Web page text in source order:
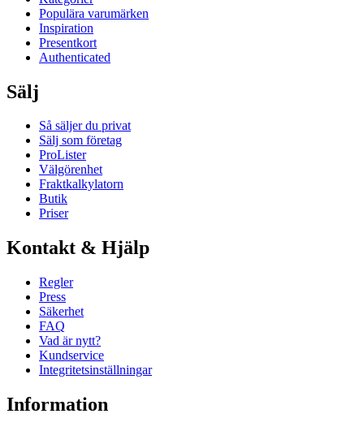
Populära varumärken
Inspiration
Presentkort
Authenticated
Sälj
Så säljer du privat
Sälj som företag
ProLister
Välgörenhet
Fraktkalkylatorn
Butik
Priser
Kontakt & Hjälp
Regler
Press
Säkerhet
FAQ
Vad är nytt?
Kundservice
Integritetsinställningar
Information